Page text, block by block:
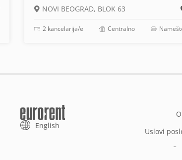
NOVI BEOGRAD, BLOK 63
2 kancelarija/e Centralno
English
Uslovi